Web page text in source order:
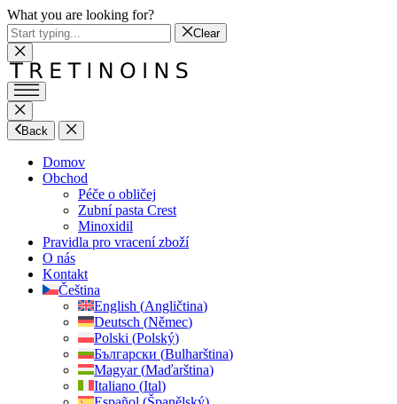
What you are looking for?
Clear
Back
Domov
Obchod
Péče o obličej
Zubní pasta Crest
Minoxidil
Pravidla pro vracení zboží
O nás
Kontakt
Čeština
English (Angličtina)
Deutsch (Němec)
Polski (Polský)
Български (Bulharština)
Magyar(Maďarština)
Italiano (Ital)